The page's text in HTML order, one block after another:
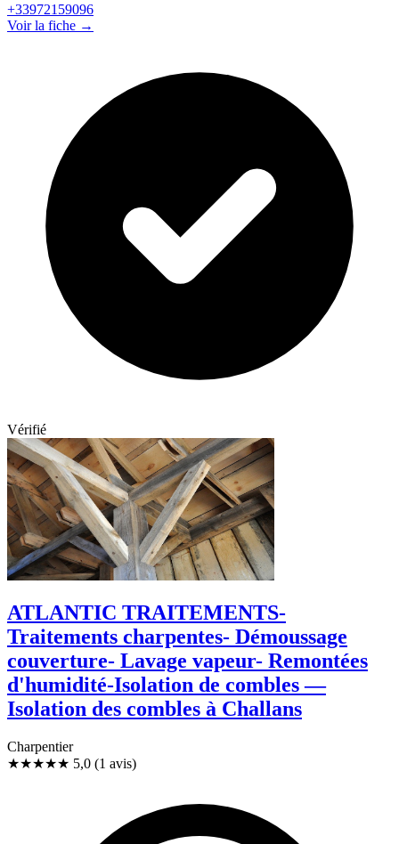
+33972159096
Voir la fiche →
Vérifié
ATLANTIC TRAITEMENTS-
Traitements charpentes- Démoussage
couverture- Lavage vapeur- Remontées
d'humidité-Isolation de combles —
Isolation des combles à Challans
Charpentier
★★★★★ 5,0 (1 avis)